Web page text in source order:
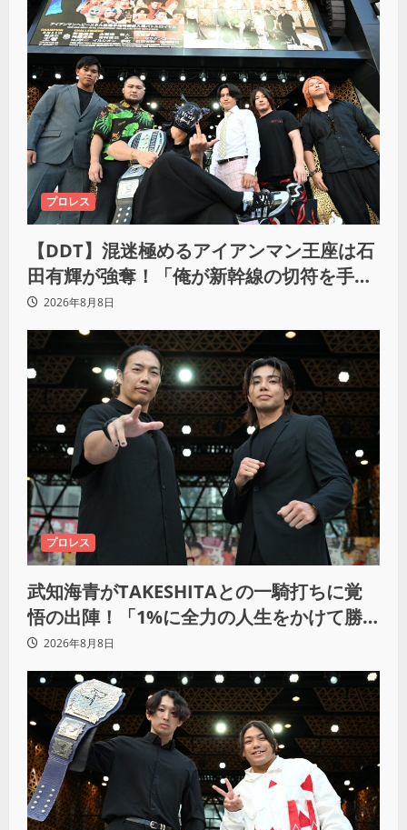
プロレス
【DDT】混迷極めるアイアンマン王座は石
田有輝が強奪！「俺が新幹線の切符を手に
入れるからな！逃げ切るぞ」
2026年8月8日
プロレス
武知海青がTAKESHITAとの一騎打ちに覚
悟の出陣！「1%に全力の人生をかけて勝
ちにいきたい」
2026年8月8日